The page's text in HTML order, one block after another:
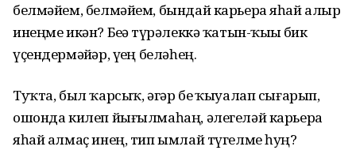
белмәйем, белмәйем, бындай карьера яһай алыр
инеңме икән? Беҙҙә түрәлеккә ҡатын-ҡыҙҙы бик
үҫендермәйҙәр, үҙең беләһең.
Туҡта, был ҡарсыҡ, әгәр беҙ ҡыуалап сығарып,
ошонда килеп йығылмаһаң, әлегеләй карьера
яһай алмаҫ инең, тип ымлай түгелме һуң?